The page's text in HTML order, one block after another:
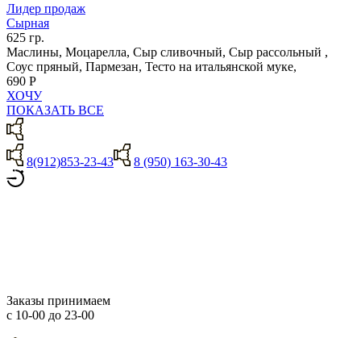
Лидер продаж
Сырная
625 гр.
Маслины, Моцарелла, Сыр сливочный, Сыр рассольный ,
Соус пряный, Пармезан, Тесто на итальянской муке,
690 Р
ХОЧУ
ПОКАЗАТЬ ВСЕ
8(912)853-23-43 8 (950) 163-30-43
Заказы принимаем
с 10-00 до 23-00